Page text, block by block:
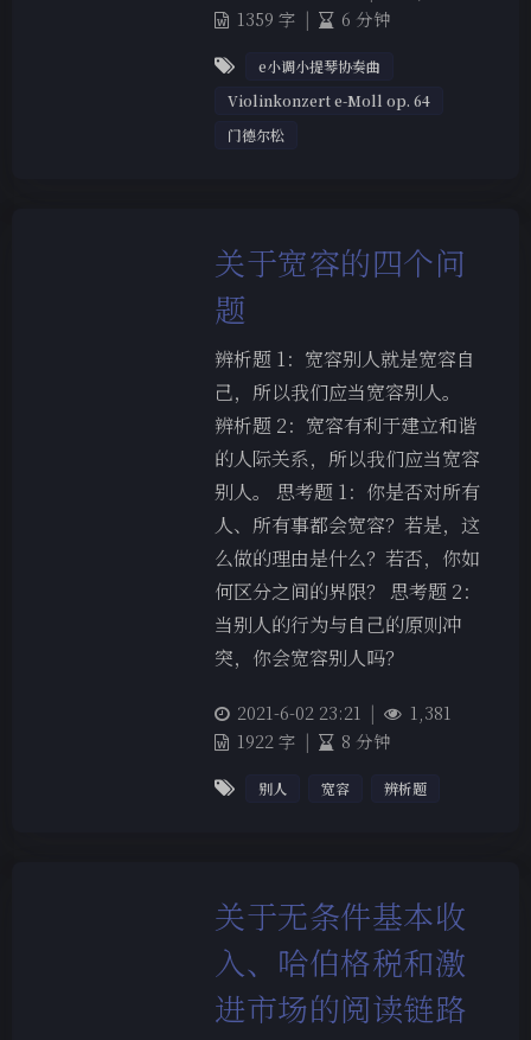
1359 字 | 6 分钟
e小调小提琴协奏曲
Violinkonzert e-Moll op. 64
门德尔松
关于宽容的四个问
题
辨析题 1：宽容别人就是宽容自
己，所以我们应当宽容别人。
辨析题 2：宽容有利于建立和谐
的人际关系，所以我们应当宽容
别人。 思考题 1：你是否对所有
人、所有事都会宽容？若是，这
么做的理由是什么？若否，你如
何区分之间的界限？ 思考题 2：
当别人的行为与自己的原则冲
突，你会宽容别人吗？
2021-6-02 23:21 |
1,381
1922 字 | 8 分钟
别人 宽容 辨析题
关于无条件基本收
入、哈伯格税和激
进市场的阅读链路